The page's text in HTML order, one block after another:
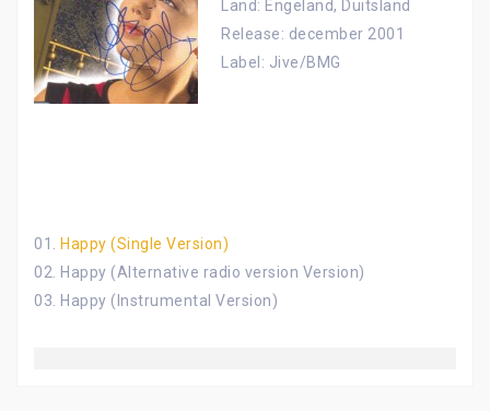
Land: Engeland, Duitsland
Release: december 2001
Label: Jive/BMG
01.
Happy (Single Version)
02. Happy (Alternative radio version Version)
03. Happy (Instrumental Version)